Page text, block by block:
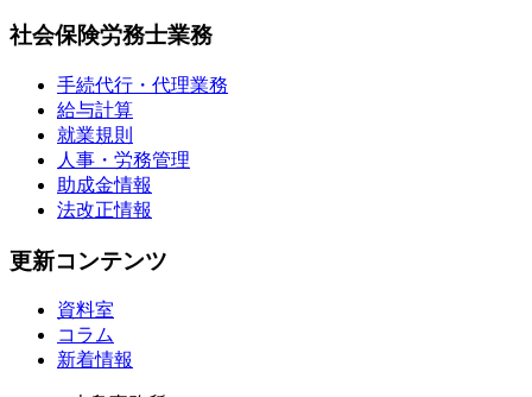
社会保険労務士業務
手続代行・代理業務
給与計算
就業規則
人事・労務管理
助成金情報
法改正情報
更新コンテンツ
資料室
コラム
新着情報